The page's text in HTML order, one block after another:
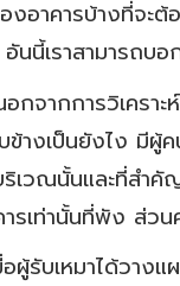
อาคารบ้างที่จะต้
นนี้เราสามารถบอ
อกจากการวิเครา
ข้างเป็นยังไง มี
ริเวณนั้นและที่สำ
รเท่านั้นที่พัง ส่ว
อผู้รับเหมาได้วาง